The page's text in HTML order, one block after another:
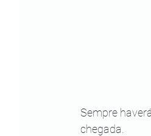
Sempre
chegada.